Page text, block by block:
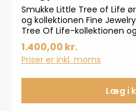
Smukke Little Tree of Life
og kollektionen Fine
Tree Of Life-kollektionen
925 ster-lingsølv. Længde:
1.400,00 kr.
Priser er inkl. moms
Læg i